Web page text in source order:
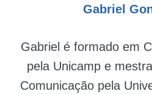
Gabriel
Gabriel é formado em
pela Unicamp e
Comunicação pela